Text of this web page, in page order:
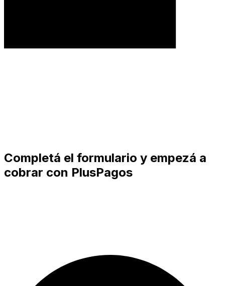
Completá el formulario y empezá a
cobrar con PlusPagos